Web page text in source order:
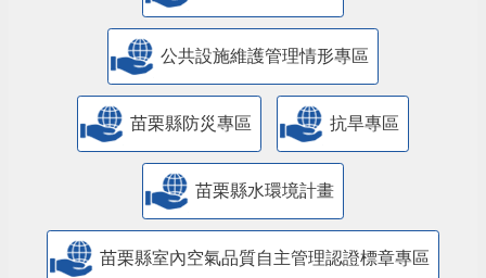
​公共設施維護管理情形專區
苗栗縣防災專區 抗旱專區
苗栗縣水環境計畫
苗栗縣室內空氣品質自主管理認證標章專區